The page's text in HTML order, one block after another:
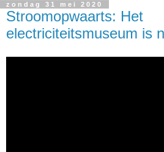
zondag 31 mei 2020
Stroomopwaarts: Het
electriciteitsmuseum is